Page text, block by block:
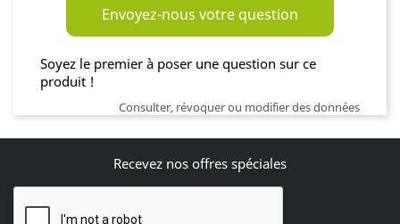
Envoyez-nous votre question
Soyez le premier à poser une question sur ce
produit !
Consulter, révoquer ou modifier des données
Recevez nos offres spéciales